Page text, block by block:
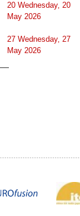
20 Wednesday, 20
May 2026
27 Wednesday, 27
May 2026